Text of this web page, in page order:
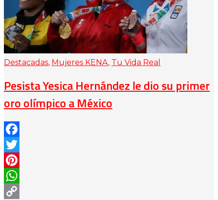
Destacadas, Mujeres KENA, Tu Vida Real
Pesista Yesica Hernández le dio su primer
oro olímpico a México
Facebook
Twitter
Pinterest
WhatsApp